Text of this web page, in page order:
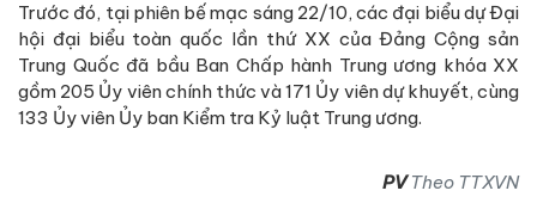
Trước đó, tại phiên bế mạc sáng 22/10, các đại biểu dự Đại
hội đại biểu toàn quốc lần thứ XX của Đảng Cộng sản
Trung Quốc đã bầu Ban Chấp hành Trung ương khóa XX
gồm 205 Ủy viên chính thức và 171 Ủy viên dự khuyết, cùng
133 Ủy viên Ủy ban Kiểm tra Kỷ luật Trung ương.
PVTheo TTXVN